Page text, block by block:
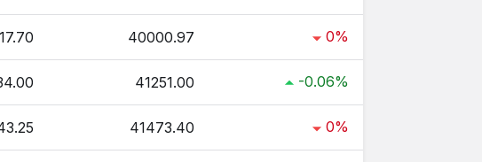
40000.97 0%
41251.00 -0.06%
41473.40 0%